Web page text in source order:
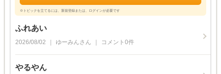
※トピックを立てるには、新規登録または、ログインが必要です
ふれあい
2026/08/02 ゆーみんさん コメント 0件
やるやん